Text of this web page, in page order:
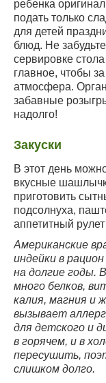
ребенка
подать только
для детей
блюд. Не
сервировке
главное, чтобы
атмосфера.
забавные
надолго!
Закуски
В этот день
вкусные
приготовить
подсолнуха,
аппетитный
Американские
индейки в
на долгие годы.
много белков,
калия, магния и
вызывает
для детского и
в горячем, и в
пересушить,
слишком долго.